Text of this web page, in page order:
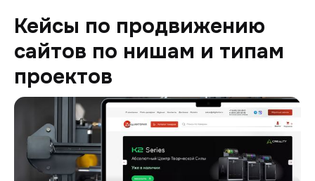
Кейсы по продвижению
сайтов по нишам и типам
проектов
Digitoria